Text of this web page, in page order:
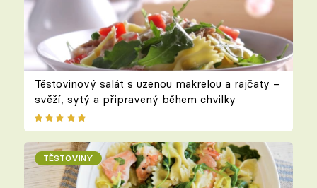
Těstovinový salát s uzenou makrelou a rajčaty –
svěží, sytý a připravený během chvilky
TĚSTOVINY